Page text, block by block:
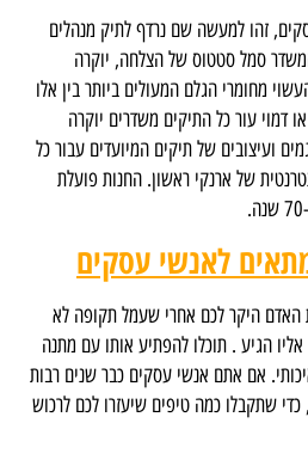
זהו למעשה שם נרדף לתיק מנהלים
סמל סטטוס של הצלחה, יוקרה
מחומרי הגלם המעולים ביותר בין אלו
דמוי עור כל התיקים משדרים יוקרה
ועיצובים של תיקים המיועדים עבור כל
של ארנקי ראשון. החנות פועלת
לאנשי עסקים
האדם היקר לכם אחרי שעמל תקופה לא
הגיע . תוכלו להפתיע אותו עם מתנה
אם אתם אנשי עסקים כבר שנים רבות
שתקבלו כמה טיפים שיעזרו לכם לרכוש